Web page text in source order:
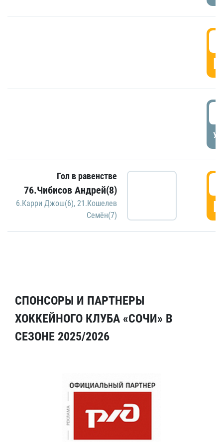
Гол в равенстве
76.Чибисов Андрей(8)
6.Карри Джош(6), 21.Кошелев
Семён(7)
СПОНСОРЫ И ПАРТНЕРЫ
ХОККЕЙНОГО КЛУБА «СОЧИ» В
СЕЗОНЕ 2025/2026